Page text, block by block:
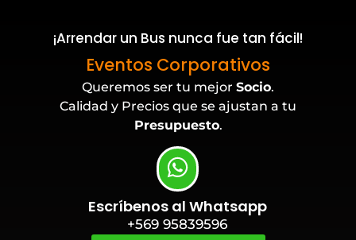
¡Arrendar un Bus nunca fue tan fácil!
Eventos Corporativos
Buses para Universidades
Queremos ser tu mejor Socio.
Calidad y Precios que se ajustan a tu
Presupuesto.
Escríbenos al Whatsapp
+569 95839596